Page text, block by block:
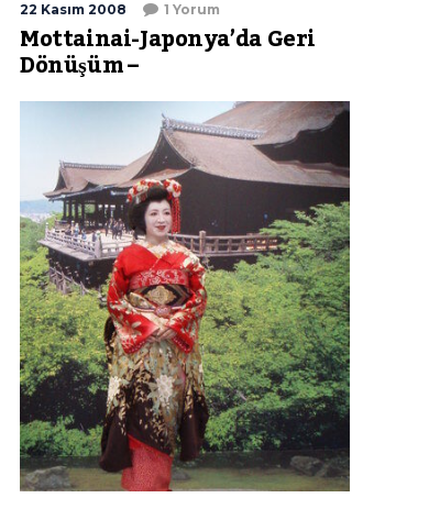
22 Kasım 2008 1 Yorum
Mottainai-Japonya’da Geri
Dönüşüm –